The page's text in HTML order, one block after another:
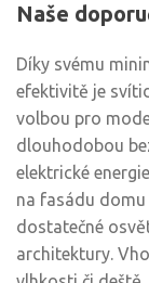
Naše
Díky svému
efektivitě je
volbou pro
dlouhodobou
elektrické
na fasádu
dostatečné
architektury.